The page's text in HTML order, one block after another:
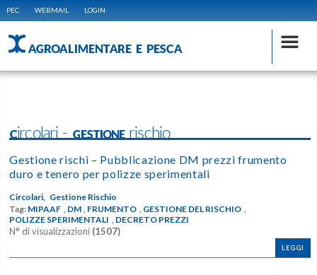
PEC WEBMAIL LOGIN
AGROALIMENTARE E PESCA
Circolari - GESTIONE rischio
Gestione rischi – Pubblicazione DM prezzi frumento
duro e tenero per polizze sperimentali
Circolari, Gestione Rischio
Tag: MIPAAF , DM , FRUMENTO , GESTIONE DEL RISCHIO ,
POLIZZE SPERIMENTALI , DECRETO PREZZI
N° di visualizzazioni (1507)
LEGGI